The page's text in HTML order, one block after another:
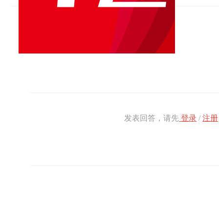
发表回答，请先 登录 /注册